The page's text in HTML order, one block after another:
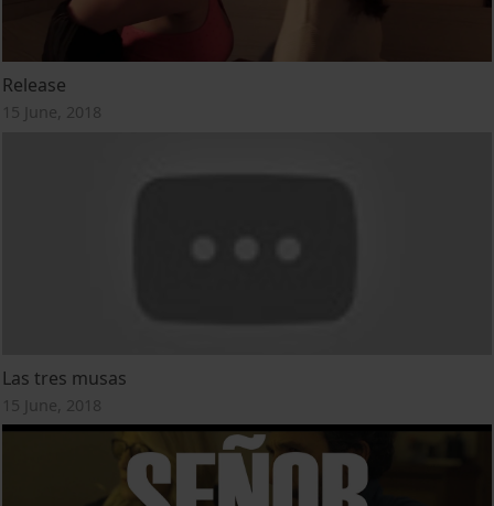
Release
15 June, 2018
Las tres musas
15 June, 2018